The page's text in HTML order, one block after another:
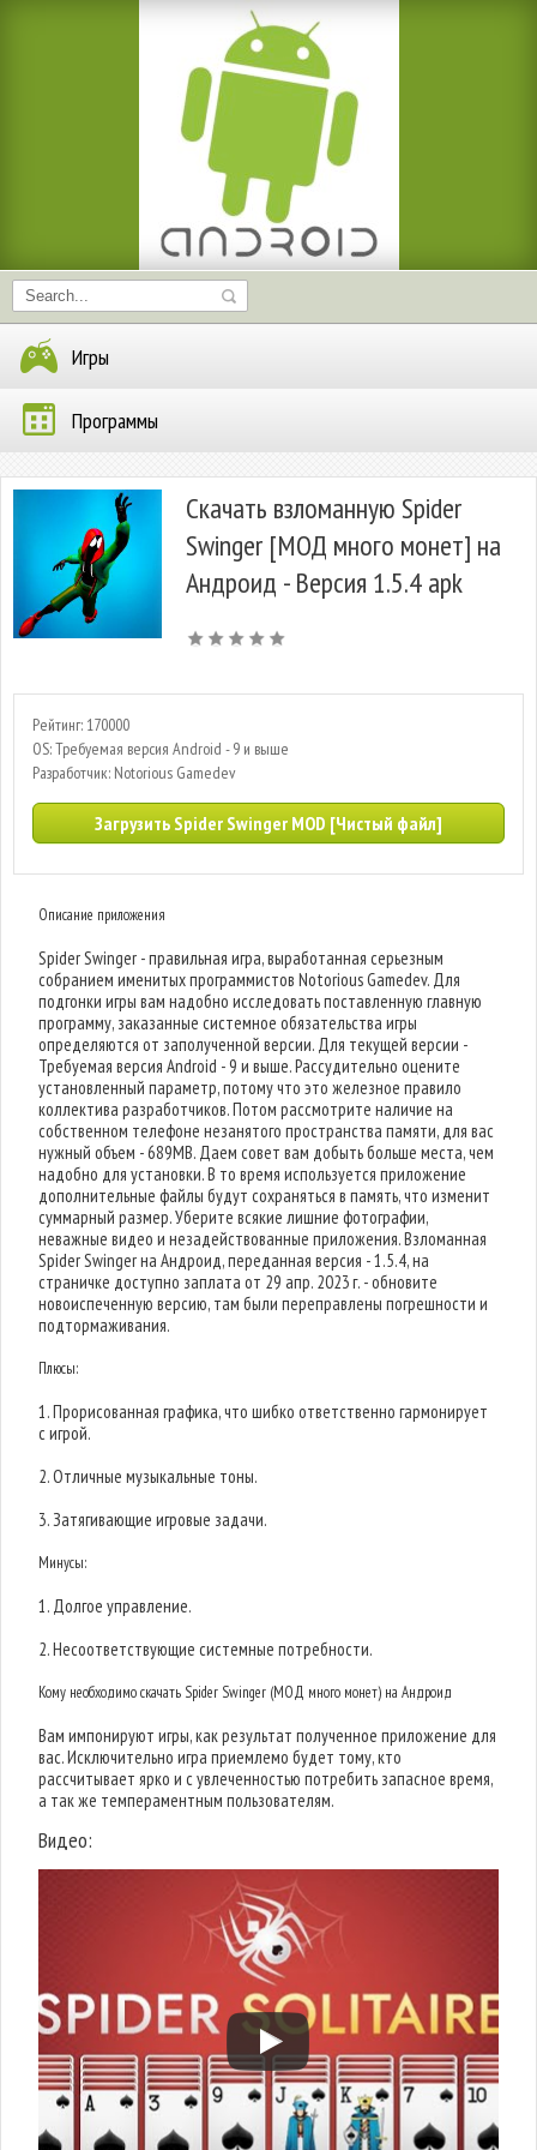
Игры
Программы
Скачать взломанную Spider
Swinger [МОД много монет] на
Андроид - Версия 1.5.4 apk
Рейтинг: 170000
OS: Требуемая версия Android - 9 и выше
Разработчик: Notorious Gamedev
Загрузить Spider Swinger MOD [Чистый файл]
Описание приложения
Spider Swinger - правильная игра, выработанная серьезным
собранием именитых программистов Notorious Gamedev. Для
подгонки игры вам надобно исследовать поставленную главную
программу, заказанные системное обязательства игры
определяются от заполученной версии. Для текущей версии -
Требуемая версия Android - 9 и выше. Рассудительно оцените
установленный параметр, потому что это железное правило
коллектива разработчиков. Потом рассмотрите наличие на
собственном телефоне незанятого пространства памяти, для вас
нужный объем - 689MB. Даем совет вам добыть больше места, чем
надобно для установки. В то время используется приложение
дополнительные файлы будут сохраняться в память, что изменит
суммарный размер. Уберите всякие лишние фотографии,
неважные видео и незадействованные приложения. Взломанная
Spider Swinger на Андроид, переданная версия - 1.5.4, на
страничке доступно заплата от 29 апр. 2023 г. - обновите
новоиспеченную версию, там были переправлены погрешности и
подтормаживания.
Плюсы:
1. Прорисованная графика, что шибко ответственно гармонирует
с игрой.
2. Отличные музыкальные тоны.
3. Затягивающие игровые задачи.
Минусы:
1. Долгое управление.
2. Несоответствующие системные потребности.
Кому необходимо скачать Spider Swinger (МОД много монет) на Андроид
Вам импонируют игры, как результат полученное приложение для
вас. Исключительно игра приемлемо будет тому, кто
рассчитывает ярко и с увлеченностью потребить запасное время,
а так же темпераментным пользователям.
Видео: